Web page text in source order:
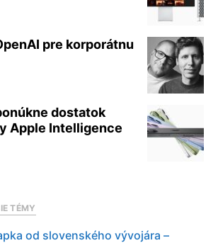
pre korporátnu
dostatok
Apple Intelligence
TÉMY
od slovenského vývojára –